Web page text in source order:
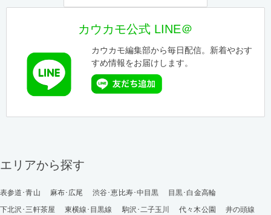
カウカモ公式 LINE＠
カウカモ編集部から毎日配信。新着やおす
すめ情報をお届けします。
エリアから探す
表参道･青山 麻布･広尾 渋谷･恵比寿･中目黒
目黒･白金高輪
下北沢･三軒茶屋
東横線･目黒線 駒沢･二子玉川 代々木公園
井の頭線